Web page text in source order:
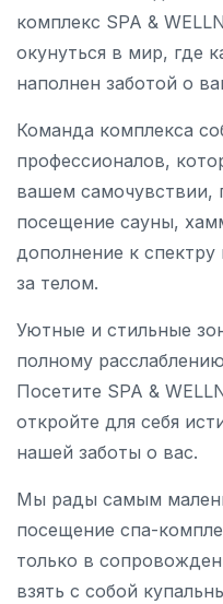
комплекс SPA &
окунуться в мир, где
наполнен заботой о
Команда комплекса
профессионалов,
вашем самочувствии,
посещение сауны,
дополнение к
за телом.
Уютные и стильные
полному
Посетите SPA &
откройте для себя
нашей заботы о вас.
Мы рады самым
посещение спа-
только в
взять с собой